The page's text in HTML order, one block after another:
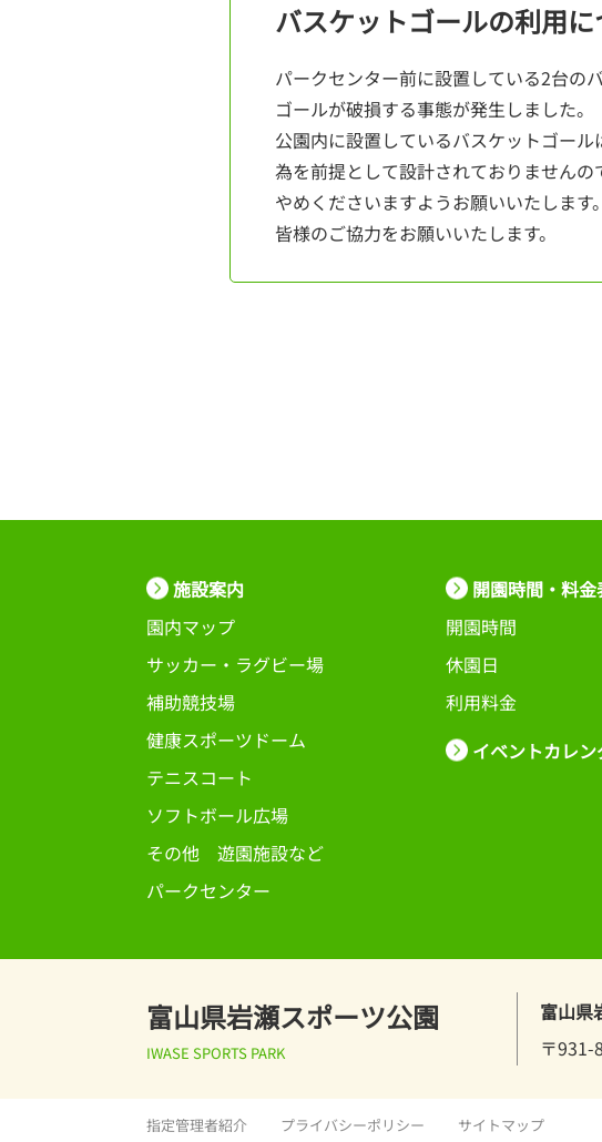
バスケットゴールの利用に
パークセンター前に設置している2台の
ゴールが破損する事態が発生しました。
公園内に設置しているバスケットゴー
為を前提として設計されておりません
やめくださいますようお願いいたします。
皆様のご協力をお願いいたします。
施設案内
園内マップ
サッカー・ラグビー場
補助競技場
健康スポーツドーム
テニスコート
ソフトボール広場
その他 遊園施設など
パークセンター
開園時間・料金
開園時間
休園日
利用料金
イベントカレン
富山県岩瀬スポーツ公園
IWASE SPORTS PARK
富山県
〒931-
指定管理者紹介 プライバシーポリシー サイトマップ